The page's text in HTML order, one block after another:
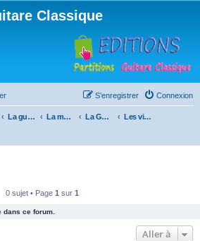
Classique
Connexion
S’enregistrer
La guitare : instrument, cours et théorie La méthode à Paulo La Guitare, Paulo da Fontoura
Les vidéos de la méthode
0 sujet • Page 1 sur 1
dans ce forum.
Aller à